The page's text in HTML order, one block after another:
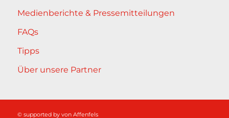
Medienberichte & Pressemitteilungen
FAQs
Tipps
Über unsere Partner
© supported by von Affenfels